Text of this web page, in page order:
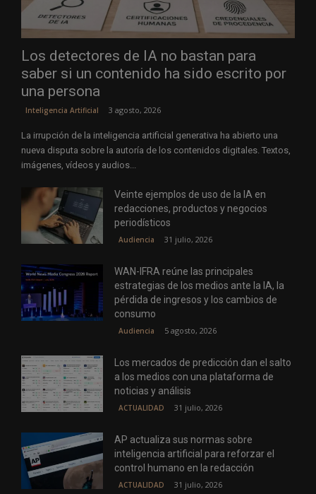
Los detectores de IA no bastan para
saber si un contenido ha sido escrito por
una persona
Inteligencia Artificial 3 agosto, 2026
La irrupción de la inteligencia artificial generativa ha abierto una
nueva disputa sobre la autoría de los contenidos digitales. Textos,
imágenes, vídeos y audios...
Veinte ejemplos de uso de la IA en
redacciones, productos y negocios
periodísticos
Audiencia 31 julio, 2026
WAN-IFRA reúne las principales
estrategias de los medios ante la IA, la
pérdida de ingresos y los cambios de
consumo
Audiencia 5 agosto, 2026
Los mercados de predicción dan el salto
a los medios con una plataforma de
noticias y análisis
ACTUALIDAD 31 julio, 2026
AP actualiza sus normas sobre
inteligencia artificial para reforzar el
control humano en la redacción
ACTUALIDAD 31 julio, 2026